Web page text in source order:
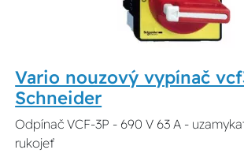
Vario nouzový vypínač
Schneider
Odpínač VCF-3P - 690 V 63 A -
rukojeť